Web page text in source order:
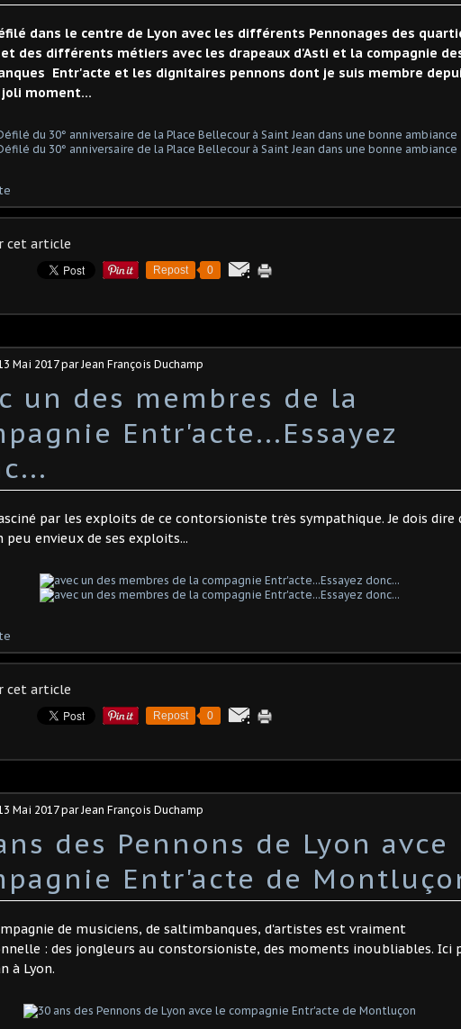
dans le centre de Lyon avec les différents Pennonages des
et des différents métiers avec les drapeaux d'Asti et la compagnie
Entr'acte et les dignitaires pennons dont je suis membre
joli moment...
cet article
Repost 0
Mai 2017par Jean François Duchamp
un des membres de la
Entr'acte...Essayez
par les exploits de ce contorsioniste très sympathique. Je dois dire
peu envieux de ses exploits...
cet article
Repost 0
Mai 2017par Jean François Duchamp
des Pennons de Lyon avce
Entr'acte de
de musiciens, de saltimbanques, d'artistes est vraiment
: des jongleurs au constorsioniste, des moments inoubliables. Ici
à Lyon.